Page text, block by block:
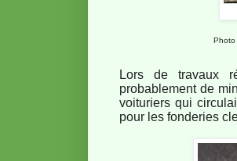
Photo
Lors de travaux
probablement de
voituriers qui
pour les fonderies